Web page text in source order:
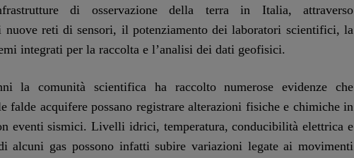
di osservazione della terra in Italia, attraverso
nuove reti di sensori, il potenziamento dei laboratori scientifici, la
integrati per la raccolta e l’analisi dei dati geofisici.
la comunità scientifica ha raccolto numerose evidenze che
falde acquifere possano registrare alterazioni fisiche e chimiche in
eventi sismici. Livelli idrici, temperatura, conducibilità elettrica e
alcuni gas possono infatti subire variazioni legate ai movimenti